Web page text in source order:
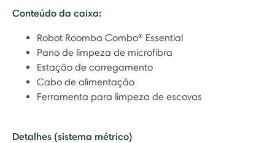
Conteúdo da caixa:
Robot Roomba Combo® Essential
Pano de limpeza de microfibra
Estação de carregamento
Cabo de alimentação
Ferramenta para limpeza de escovas
Detalhes (sistema métrico)